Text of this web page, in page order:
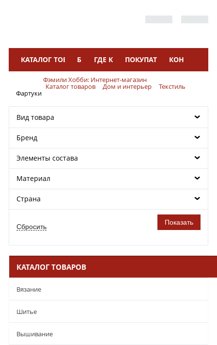
КАТАЛОГ ТОВАРОВБРЕНДЫГДЕ КУПИТЬПОКУПАТЕЛЯМКОНТАКТЫ
Фэмили Хобби: Интернет-магазин
Каталог товаров Дом и интерьер Текстиль
Фартуки
Вид товара
Бренд
Элементы состава
Материал
Страна
КАТАЛОГ ТОВАРОВ
Вязание
Шитье
Вышивание